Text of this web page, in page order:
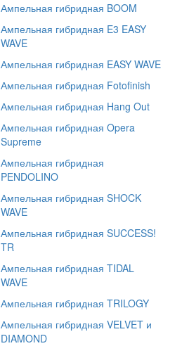
Ампельная гибридная BOOM
Ампельная гибридная E3 EASY
WAVE
Ампельная гибридная EASY WAVE
Ампельная гибридная Fotofinish
Ампельная гибридная Hang Out
Ампельная гибридная Opera
Supreme
Ампельная гибридная
PENDOLINO
Ампельная гибридная SHOCK
WAVE
Ампельная гибридная SUCCESS!
TR
Ампельная гибридная TIDAL
WAVE
Ампельная гибридная TRILOGY
Ампельная гибридная VELVET и
DIAMOND